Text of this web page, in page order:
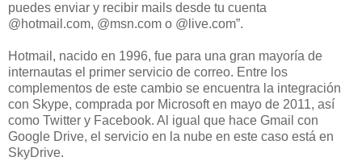
puedes enviar y recibir mails desde tu cuenta
@hotmail.com, @msn.com o @live.com”.
Hotmail, nacido en 1996, fue para una gran mayoría de
internautas el primer servicio de correo. Entre los
complementos de este cambio se encuentra la integración
con Skype, comprada por Microsoft en mayo de 2011, así
como Twitter y Facebook. Al igual que hace Gmail con
Google Drive, el servicio en la nube en este caso está en
SkyDrive.